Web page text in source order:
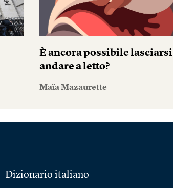
È ancora possibile lasciarsi
andare a letto?
Maïa Mazaurette
Dizionario italiano